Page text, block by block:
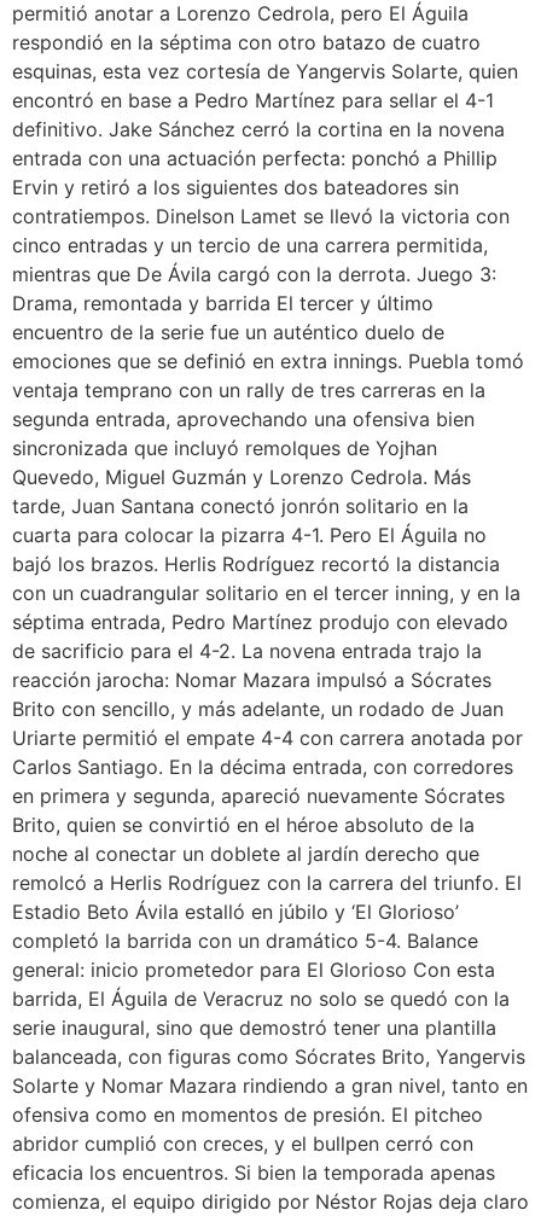
permitió anotar a Lorenzo Cedrola, pero El Águila
respondió en la séptima con otro batazo de cuatro
esquinas, esta vez cortesía de Yangervis Solarte, quien
encontró en base a Pedro Martínez para sellar el 4-1
definitivo. Jake Sánchez cerró la cortina en la novena
entrada con una actuación perfecta: ponchó a Phillip
Ervin y retiró a los siguientes dos bateadores sin
contratiempos. Dinelson Lamet se llevó la victoria con
cinco entradas y un tercio de una carrera permitida,
mientras que De Ávila cargó con la derrota. Juego 3:
Drama, remontada y barrida El tercer y último
encuentro de la serie fue un auténtico duelo de
emociones que se definió en extra innings. Puebla tomó
ventaja temprano con un rally de tres carreras en la
segunda entrada, aprovechando una ofensiva bien
sincronizada que incluyó remolques de Yojhan
Quevedo, Miguel Guzmán y Lorenzo Cedrola. Más
tarde, Juan Santana conectó jonrón solitario en la
cuarta para colocar la pizarra 4-1. Pero El Águila no
bajó los brazos. Herlis Rodríguez recortó la distancia
con un cuadrangular solitario en el tercer inning, y en la
séptima entrada, Pedro Martínez produjo con elevado
de sacrificio para el 4-2. La novena entrada trajo la
reacción jarocha: Nomar Mazara impulsó a Sócrates
Brito con sencillo, y más adelante, un rodado de Juan
Uriarte permitió el empate 4-4 con carrera anotada por
Carlos Santiago. En la décima entrada, con corredores
en primera y segunda, apareció nuevamente Sócrates
Brito, quien se convirtió en el héroe absoluto de la
noche al conectar un doblete al jardín derecho que
remolcó a Herlis Rodríguez con la carrera del triunfo. El
Estadio Beto Ávila estalló en júbilo y ‘El Glorioso’
completó la barrida con un dramático 5-4. Balance
general: inicio prometedor para El Glorioso Con esta
barrida, El Águila de Veracruz no solo se quedó con la
serie inaugural, sino que demostró tener una plantilla
balanceada, con figuras como Sócrates Brito, Yangervis
Solarte y Nomar Mazara rindiendo a gran nivel, tanto en
ofensiva como en momentos de presión. El pitcheo
abridor cumplió con creces, y el bullpen cerró con
eficacia los encuentros. Si bien la temporada apenas
comienza, el equipo dirigido por Néstor Rojas deja claro